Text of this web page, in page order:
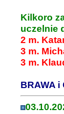
Kilkoro
uczelnie
2 m.
3 m.
3 m.
BRAWA i